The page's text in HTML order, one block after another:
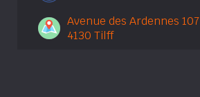
Avenue des Ardennes 107
4130 Tilff